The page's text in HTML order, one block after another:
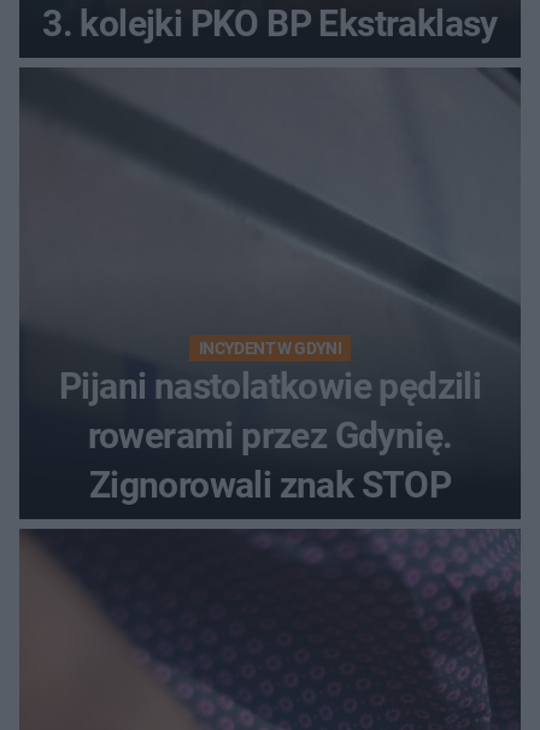
3. kolejki PKO BP Ekstraklasy
INCYDENT W GDYNI
Pijani nastolatkowie pędzili
rowerami przez Gdynię.
Zignorowali znak STOP